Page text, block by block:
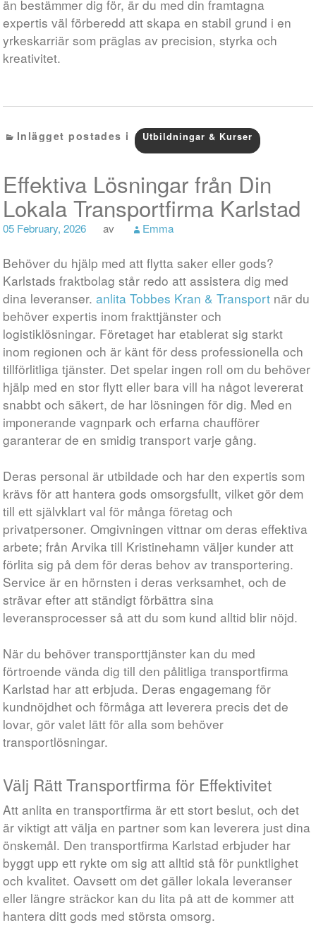
än bestämmer dig för, är du med din framtagna
expertis väl förberedd att skapa en stabil grund i en
yrkeskarriär som präglas av precision, styrka och
kreativitet.
Inlägget postades i Utbildningar & Kurser
Effektiva Lösningar från Din
Lokala Transportfirma Karlstad
05 February, 2026 av Emma
Behöver du hjälp med att flytta saker eller gods?
Karlstads fraktbolag står redo att assistera dig med
dina leveranser.anlita Tobbes Kran & Transport när du
behöver expertis inom frakttjänster och
logistiklösningar. Företaget har etablerat sig starkt
inom regionen och är känt för dess professionella och
tillförlitliga tjänster. Det spelar ingen roll om du behöver
hjälp med en stor flytt eller bara vill ha något levererat
snabbt och säkert, de har lösningen för dig. Med en
imponerande vagnpark och erfarna chaufförer
garanterar de en smidig transport varje gång.
Deras personal är utbildade och har den expertis som
krävs för att hantera gods omsorgsfullt, vilket gör dem
till ett självklart val för många företag och
privatpersoner. Omgivningen vittnar om deras effektiva
arbete; från Arvika till Kristinehamn väljer kunder att
förlita sig på dem för deras behov av transportering.
Service är en hörnsten i deras verksamhet, och de
strävar efter att ständigt förbättra sina
leveransprocesser så att du som kund alltid blir nöjd.
När du behöver transporttjänster kan du med
förtroende vända dig till den pålitliga transportfirma
Karlstad har att erbjuda. Deras engagemang för
kundnöjdhet och förmåga att leverera precis det de
lovar, gör valet lätt för alla som behöver
transportlösningar.
Välj Rätt Transportfirma för Effektivitet
Att anlita en transportfirma är ett stort beslut, och det
är viktigt att välja en partner som kan leverera just dina
önskemål. Den transportfirma Karlstad erbjuder har
byggt upp ett rykte om sig att alltid stå för punktlighet
och kvalitet. Oavsett om det gäller lokala leveranser
eller längre sträckor kan du lita på att de kommer att
hantera ditt gods med största omsorg.